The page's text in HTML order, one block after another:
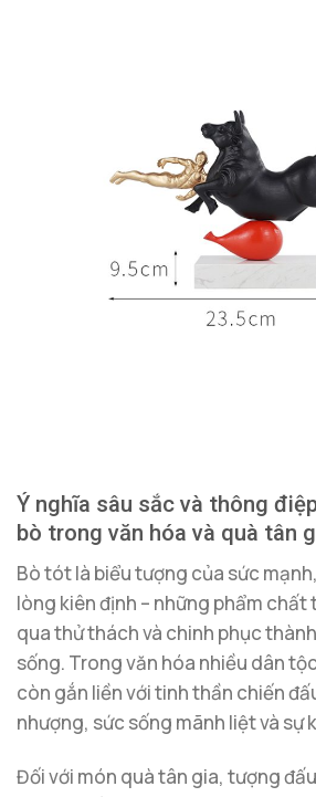
Ý nghĩa sâu sắc và thông
bò trong văn hóa và quà tân
Bò tót là biểu tượng của sức
lòng kiên định – những phẩm
qua thử thách và chinh phục
sống. Trong văn hóa nhiều dân
còn gắn liền với tinh thần chiến
nhượng, sức sống mãnh liệt và sự
Đối với món quà tân gia, tượng